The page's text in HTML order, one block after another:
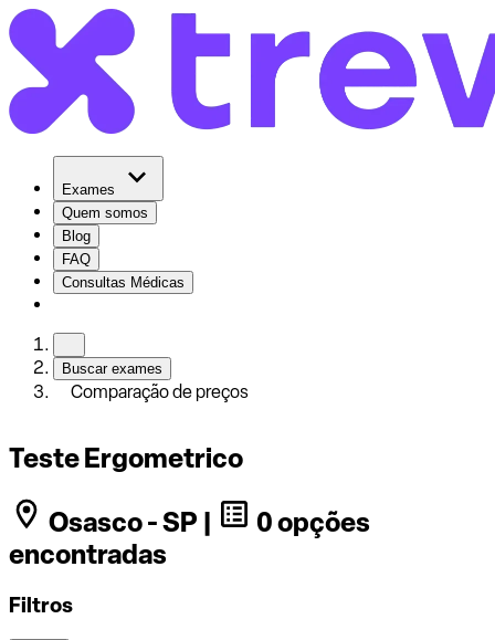
Exames
Quem somos
Blog
FAQ
Consultas Médicas
Buscar exames
Comparação de preços
Teste Ergometrico
Osasco - SP |
0 opções
encontradas
Filtros